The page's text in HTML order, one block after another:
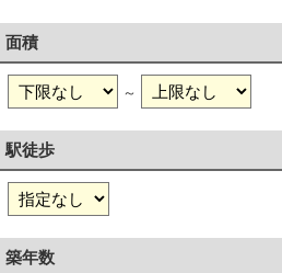
面積
～
駅徒歩
築年数